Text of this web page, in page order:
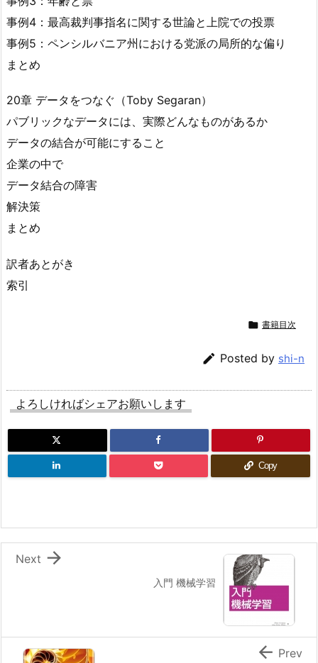
事例4：最高裁判事指名に関する世論と上院での投票
事例5：ペンシルバニア州における党派の局所的な偏り
まとめ
20章 データをつなぐ（Toby Segaran）
パブリックなデータには、実際どんなものがあるか
データの結合が可能にすること
企業の中で
データ結合の障害
解決策
まとめ
訳者あとがき
索引
 書籍目次
 Posted by shi-n
よろしければシェアお願いします
Copy
入門 機械学習

Next
 Prev